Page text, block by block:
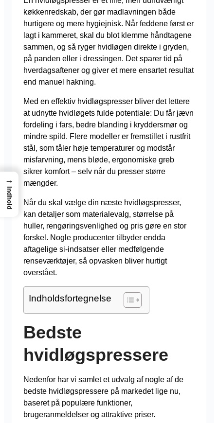
køkkenredskab, der gør madlavningen både
hurtigere og mere hygiejnisk. Når feddene først er
lagt i kammeret, skal du blot klemme håndtagene
sammen, og så ryger hvidløgen direkte i gryden,
på panden eller i dressingen. Det sparer tid på
hverdagsaftener og giver et mere ensartet resultat
end manuel hakning.
Med en effektiv hvidløgspresser bliver det lettere
at udnytte hvidløgets fulde potentiale: Du får jævn
fordeling i fars, bedre blanding i kryddersmør og
mindre spild. Flere modeller er fremstillet i rustfrit
stål, som tåler høje temperaturer og modstår
misfarvning, mens bløde, ergonomiske greb
sikrer komfort – selv når du presser større
mængder.
Når du skal vælge din næste hvidløgspresser,
kan detaljer som materialevalg, størrelse på
huller, rengøringsvenlighed og pris gøre en stor
forskel. Nogle producenter tilbyder endda
aftagelige si-indsatser eller medfølgende
renseværktøjer, så opvasken bliver hurtigt
overstået.
Indholdsfortegnelse
Bedste
hvidløgspressere
Nedenfor har vi samlet et udvalg af nogle af de
bedste hvidløgspressere på markedet lige nu,
baseret på populære funktioner,
brugeranmeldelser og attraktive priser.
→
Indhold